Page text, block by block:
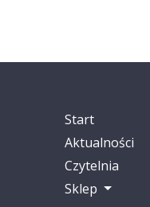
Start
Aktualności
Czytelnia
Sklep